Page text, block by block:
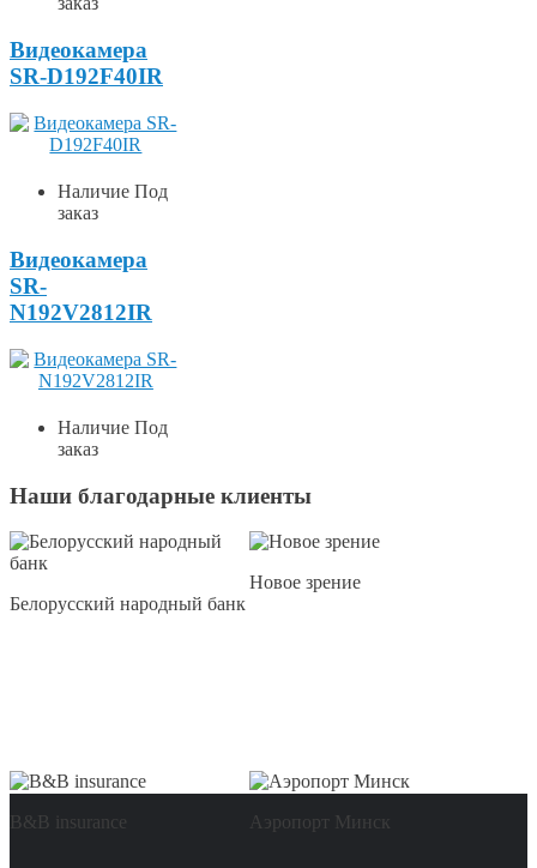
Видеокамера
SR-D192F40IR
Наличие Под
заказ
Видеокамера
SR-
N192V2812IR
Наличие Под
заказ
Наши благодарные клиенты
Белорусский народный банк
Новое зрение
B&B insurance Аэропорт Минск